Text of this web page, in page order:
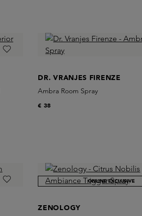
DR. VRANJES FIRENZE
Ambra Room Spray
€ 38
ONLINE EXCLUSIVE
ZENOLOGY